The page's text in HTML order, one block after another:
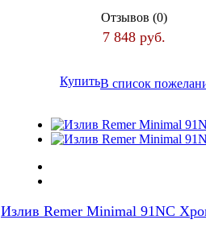
Отзывов (0)
7 848 руб.
КупитьВ список
Излив Remer Minimal 91NC